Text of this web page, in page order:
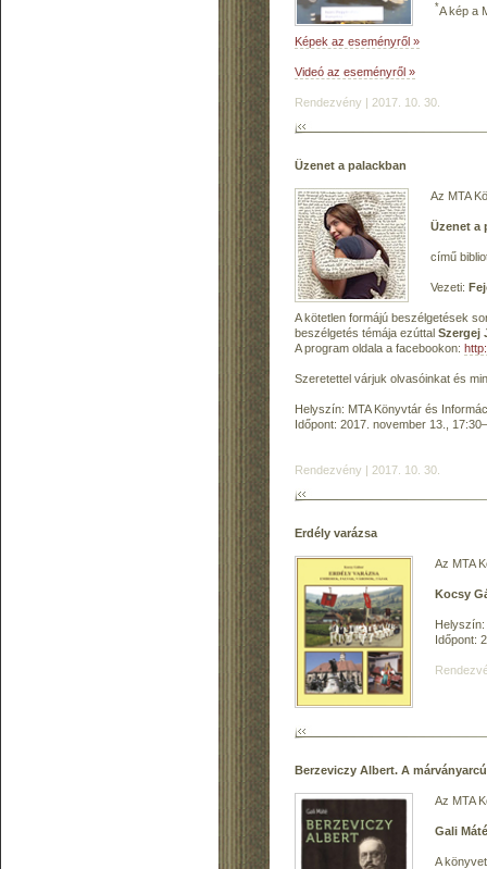
*A kép a
Képek az eseményről »
Videó az eseményről »
Rendezvény | 2017. 10. 30.
Üzenet a palackban
Az MTA
Üzenet a
című
Vezeti:
A kötetlen formájú beszélgetések
beszélgetés témája ezúttal Szergej
A program oldala a facebookon:
Szeretettel várjuk olvasóinkat és
Helyszín: MTA Könyvtár és
Időpont: 2017. november 13.,
Rendezvény | 2017. 10. 30.
Erdély varázsa
Az MTA
Kocsy
Helyszín:
Időpont:
Berzeviczy Albert. A
Az MTA
Gali
A